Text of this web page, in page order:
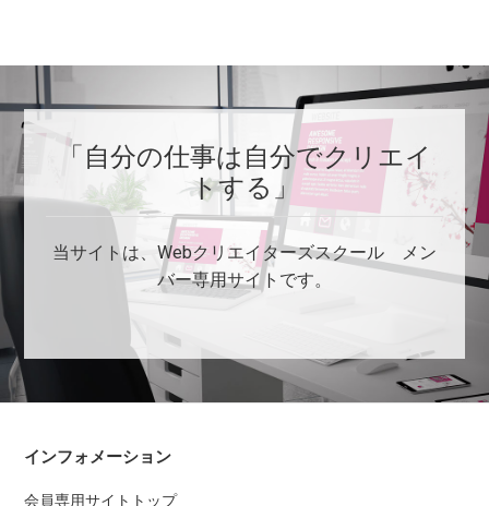
「自分の仕事は自分でクリエイ
トする」
当サイトは、Webクリエイターズスクール メン
バー専用サイトです。
インフォメーション
会員専用サイトトップ